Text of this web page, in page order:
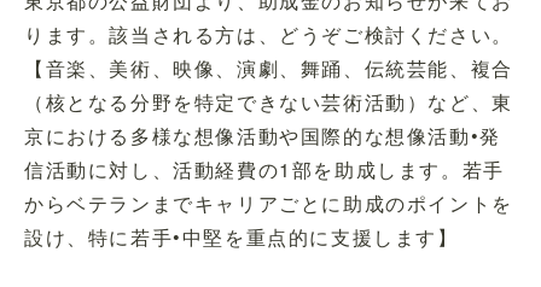
ります。該当される方は、どうぞご検討ください。
【音楽、美術、映像、演劇、舞踊、伝統芸能、複合
（核となる分野を特定できない芸術活動）など、東
京における多様な想像活動や国際的な想像活動•発
信活動に対し、活動経費の1部を助成します。若手
からベテランまでキャリアごとに助成のポイントを
設け、特に若手•中堅を重点的に支援します】